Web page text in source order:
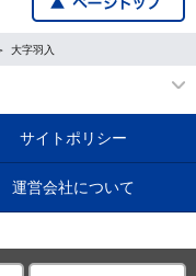
大字羽入
サイトポリシー
運営会社について